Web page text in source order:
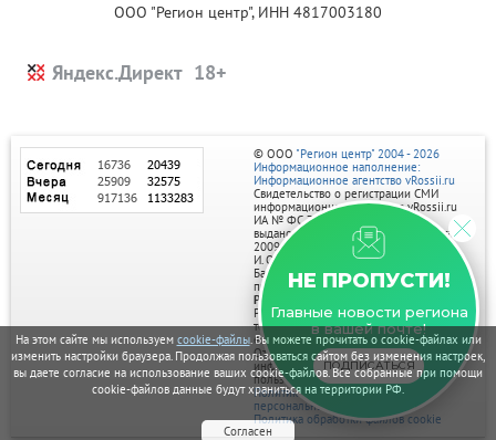
На этом сайте мы используем cookie-файлы. Вы можете прочитать о cookie-файлах или
изменить настройки браузера. Продолжая пользоваться сайтом без изменения настроек,
вы даете согласие на использование ваших cookie-файлов. Все собранные при помощи
cookie-файлов данные будут храниться на территории РФ.
Согласен
ООО "Регион центр", ИНН 4817003180
Яндекс.Директ
НЕ ПРОПУСТИ!
Главные новости региона
в вашей почте!
ПОДПИСАТЬСЯ
© ООО "Регион центр" 2004 - 2026
Информационное наполнение:
Информационное агентство vRossii.ru
Свидетельство о регистрации СМИ
информационного агентства vRossii.ru
ИА № ФС 77‑35502
выдано РОСКОМНАДЗОРом 04 марта
2009г.
И. О. Главного редактора Нарыков А. Н.
Баннеры на портале размещаются на
правах рекламы.
Реклама на портале:
Рекламное агентство "Умный маркетинг"
тел. 7-910-267-70-40,
email: umnyy.marketing@yandex.ru
Отдельные публикации могут содержать
информацию, не предназначенную для
пользователей до 18 лет.
Политика в отношении обработки
персональных данных
Политика обработки файлов cookie